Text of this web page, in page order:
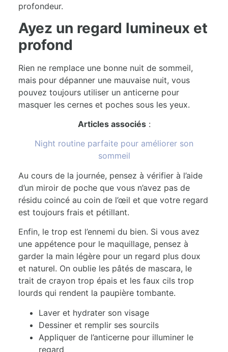
profondeur.
Ayez un regard lumineux et
profond
Rien ne remplace une bonne nuit de sommeil,
mais pour dépanner une mauvaise nuit, vous
pouvez toujours utiliser un anticerne pour
masquer les cernes et poches sous les yeux.
Articles associés:
Night routine parfaite pour améliorer son
sommeil
Au cours de la journée, pensez à vérifier à l’aide
d’un miroir de poche que vous n’avez pas de
résidu coincé au coin de l’œil et que votre regard
est toujours frais et pétillant.
Enfin, le trop est l’ennemi du bien. Si vous avez
une appétence pour le maquillage, pensez à
garder la main légère pour un regard plus doux
et naturel. On oublie les pâtés de mascara, le
trait de crayon trop épais et les faux cils trop
lourds qui rendent la paupière tombante.
Laver et hydrater son visage
Dessiner et remplir ses sourcils
Appliquer de l’anticerne pour illuminer le
regard